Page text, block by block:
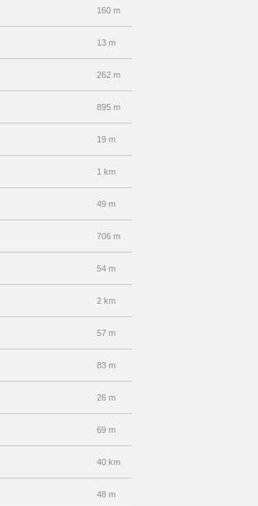
160 m
13 m
262 m
895 m
19 m
1 km
49 m
706 m
54 m
2 km
57 m
83 m
26 m
69 m
40 km
48 m